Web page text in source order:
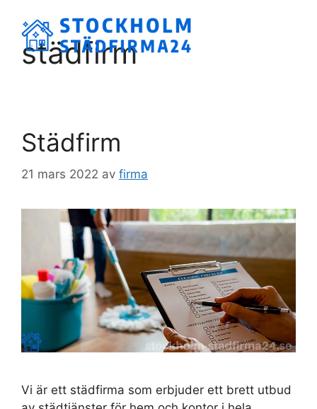
innehållstädfirm
Städfirm
21 mars 2022 av firma
Vi är ett städfirma som erbjuder ett brett utbud